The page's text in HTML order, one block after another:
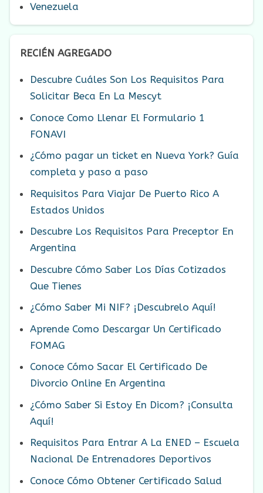
Venezuela
RECIÉN AGREGADO
Descubre Cuáles Son Los Requisitos Para
Solicitar Beca En La Mescyt
Conoce Como Llenar El Formulario 1
FONAVI
¿Cómo pagar un ticket en Nueva York? Guía
completa y paso a paso
Requisitos Para Viajar De Puerto Rico A
Estados Unidos
Descubre Los Requisitos Para Preceptor En
Argentina
Descubre Cómo Saber Los Días Cotizados
Que Tienes
¿Cómo Saber Mi NIF? ¡Descubrelo Aquí!
Aprende Como Descargar Un Certificado
FOMAG
Conoce Cómo Sacar El Certificado De
Divorcio Online En Argentina
¿Cómo Saber Si Estoy En Dicom? ¡Consulta
Aquí!
Requisitos Para Entrar A La ENED – Escuela
Nacional De Entrenadores Deportivos
Conoce Cómo Obtener Certificado Salud